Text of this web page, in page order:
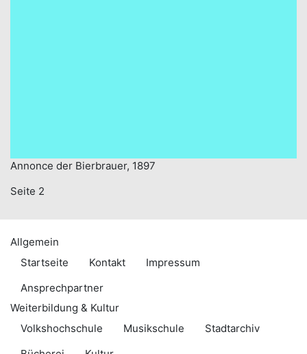
Annonce der Bierbrauer, 1897
Seite 2
Allgemein
Startseite
Kontakt
Impressum
Ansprechpartner
Weiterbildung & Kultur
Volkshochschule
Musikschule
Stadtarchiv